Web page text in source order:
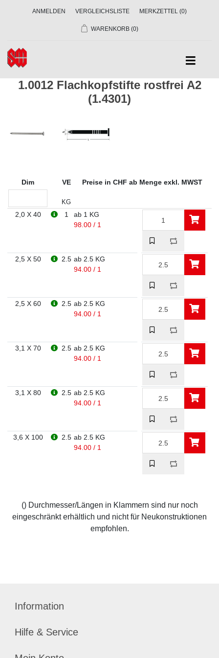
ANMELDEN VERGLEICHSLISTE MERKZETTEL (0)
WARENKORB (0)
1.0012 Flachkopfstifte rostfrei A2
(1.4301)
Dim VE Preise in CHF ab Menge exkl. MWST
KG
2,0 X 40 1
ab 1 KG
98.00 / 1
2,5 X 50 2.5 ab 2.5 KG
94.00 / 1
2,5 X 60 2.5 ab 2.5 KG
94.00 / 1
3,1 X 70 2.5 ab 2.5 KG
94.00 / 1
3,1 X 80 2.5 ab 2.5 KG
94.00 / 1
3,6 X 100 2.5 ab 2.5 KG
94.00 / 1
() Durchmesser/Längen in Klammern sind nur noch
eingeschränkt erhältlich und nicht für Neukonstruktionen
empfohlen.
Information
Hilfe & Service